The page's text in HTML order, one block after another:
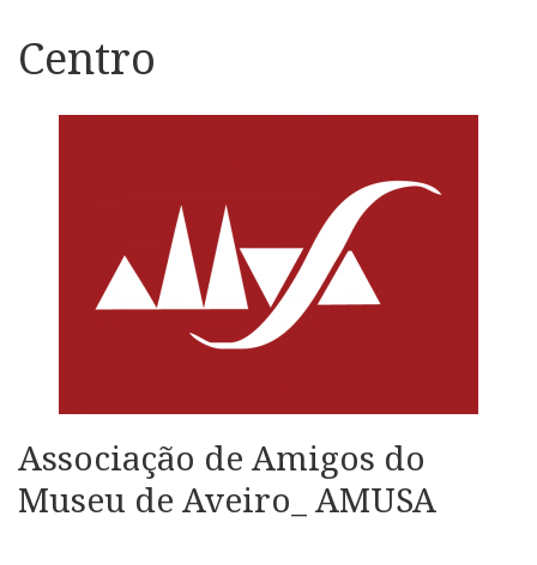
Centro
Associação de Amigos do
Museu de Aveiro_ AMUSA